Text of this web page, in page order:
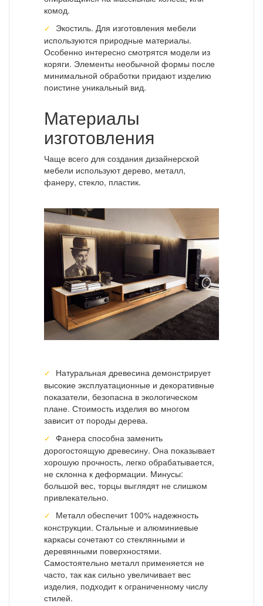
комод.
Экостиль. Для изготовления мебели
используются природные материалы.
Особенно интересно смотрятся модели из
коряги. Элементы необычной формы после
минимальной обработки придают изделию
поистине уникальный вид.
Материалы
изготовления
Чаще всего для создания дизайнерской
мебели используют дерево, металл,
фанеру, стекло, пластик.
Натуральная древесина демонстрирует
высокие эксплуатационные и декоративные
показатели, безопасна в экологическом
плане. Стоимость изделия во многом
зависит от породы дерева.
Фанера способна заменить
дорогостоящую древесину. Она показывает
хорошую прочность, легко обрабатывается,
не склонна к деформации. Минусы:
большой вес, торцы выглядят не слишком
привлекательно.
Металл обеспечит 100% надежность
конструкции. Стальные и алюминиевые
каркасы сочетают со стеклянными и
деревянными поверхностями.
Самостоятельно металл применяется не
часто, так как сильно увеличивает вес
изделия, подходит к ограниченному числу
стилей.